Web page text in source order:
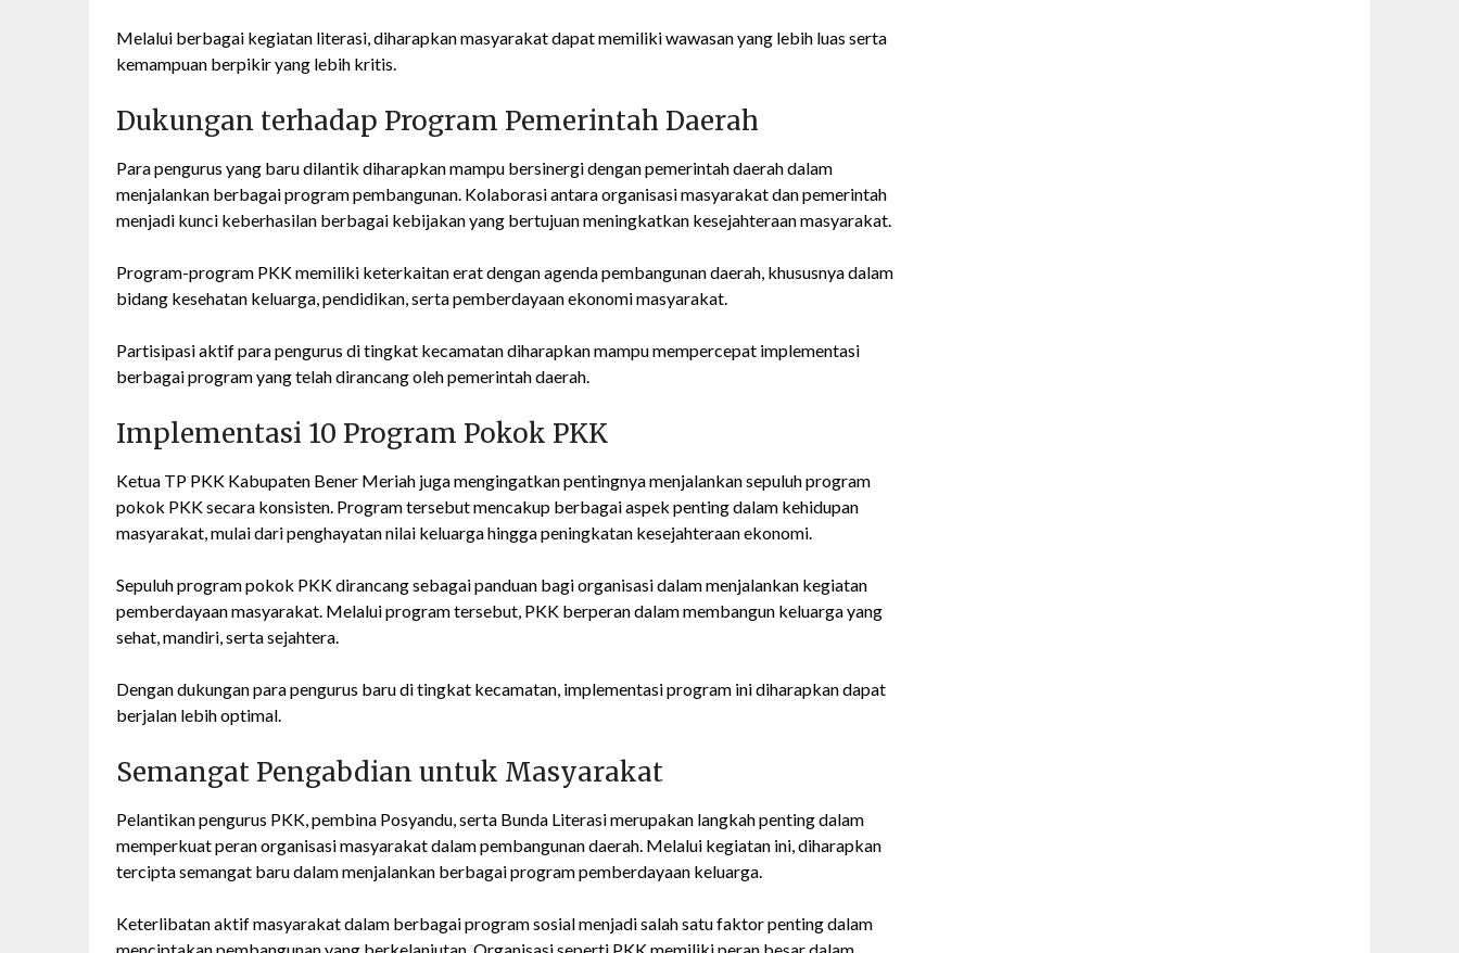
Melalui berbagai kegiatan literasi, diharapkan masyarakat dapat memiliki wawasan yang lebih luas serta
kemampuan berpikir yang lebih kritis.
Dukungan terhadap Program Pemerintah Daerah
Para pengurus yang baru dilantik diharapkan mampu bersinergi dengan pemerintah daerah dalam
menjalankan berbagai program pembangunan. Kolaborasi antara organisasi masyarakat dan pemerintah
menjadi kunci keberhasilan berbagai kebijakan yang bertujuan meningkatkan kesejahteraan masyarakat.
Program-program PKK memiliki keterkaitan erat dengan agenda pembangunan daerah, khususnya dalam
bidang kesehatan keluarga, pendidikan, serta pemberdayaan ekonomi masyarakat.
Partisipasi aktif para pengurus di tingkat kecamatan diharapkan mampu mempercepat implementasi
berbagai program yang telah dirancang oleh pemerintah daerah.
Implementasi 10 Program Pokok PKK
Ketua TP PKK Kabupaten Bener Meriah juga mengingatkan pentingnya menjalankan sepuluh program
pokok PKK secara konsisten. Program tersebut mencakup berbagai aspek penting dalam kehidupan
masyarakat, mulai dari penghayatan nilai keluarga hingga peningkatan kesejahteraan ekonomi.
Sepuluh program pokok PKK dirancang sebagai panduan bagi organisasi dalam menjalankan kegiatan
pemberdayaan masyarakat. Melalui program tersebut, PKK berperan dalam membangun keluarga yang
sehat, mandiri, serta sejahtera.
Dengan dukungan para pengurus baru di tingkat kecamatan, implementasi program ini diharapkan dapat
berjalan lebih optimal.
Semangat Pengabdian untuk Masyarakat
Pelantikan pengurus PKK, pembina Posyandu, serta Bunda Literasi merupakan langkah penting dalam
memperkuat peran organisasi masyarakat dalam pembangunan daerah. Melalui kegiatan ini, diharapkan
tercipta semangat baru dalam menjalankan berbagai program pemberdayaan keluarga.
Keterlibatan aktif masyarakat dalam berbagai program sosial menjadi salah satu faktor penting dalam